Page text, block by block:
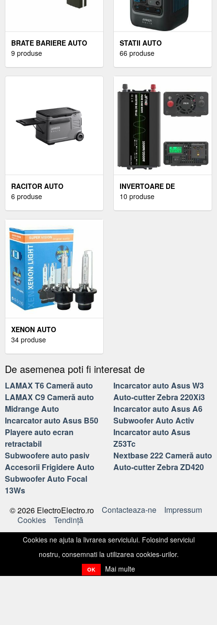
BRATE BARIERE AUTO
9 produse
STATII AUTO
66 produse
RACITOR AUTO
6 produse
INVERTOARE DE
TENSIUNE AUTO
10 produse
XENON AUTO
34 produse
De asemenea poti fi interesat de
LAMAX T6 Cameră auto
Incarcator auto Asus W3
LAMAX C9 Cameră auto
Auto-cutter Zebra 220Xi3
Midrange Auto
Incarcator auto Asus A6
Incarcator auto Asus B50
Subwoofer Auto Activ
Playere auto ecran
retractabil
Incarcator auto Asus
Z53Tc
Subwoofere auto pasiv
Nextbase 222 Cameră auto
Accesorii Frigidere Auto
Auto-cutter Zebra ZD420
Subwoofer Auto Focal
13Ws
© 2026 ElectroElectro.ro
Contacteaza-ne
Impressum
Cookies
Tendinţă
Cookies ne ajuta la livrarea serviciului. Folosind serviciul
nostru, consemnati la utilizarea cookies-urilor.
OK Mai multe